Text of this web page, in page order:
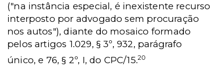
("na instância especial, é inexistente recurso
interposto por advogado sem procuração
nos autos"), diante do mosaico formado
pelos artigos 1.029, § 3º, 932, parágrafo
único, e 76, § 2º, I, do CPC/15.20